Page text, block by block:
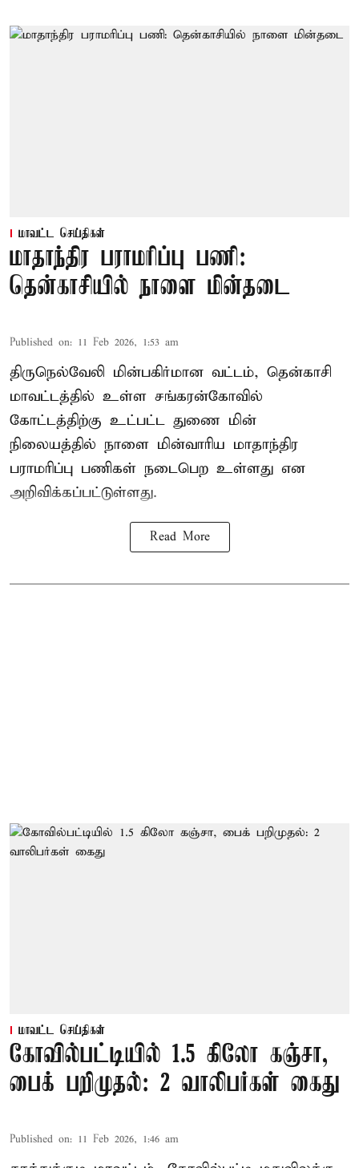
மாவட்ட செய்திகள்
மாதாந்திர பராமரிப்பு பணி:
தென்காசியில் நாளை மின்தடை
Published on: 11 Feb 2026, 1:53 am
திருநெல்வேலி மின்பகிர்மான வட்டம், தென்காசி
மாவட்டத்தில் உள்ள சங்கரன்கோவில்
கோட்டத்திற்கு உட்பட்ட துணை மின்
நிலையத்தில் நாளை மின்வாரிய மாதாந்திர
பராமரிப்பு பணிகள் நடைபெற உள்ளது என
அறிவிக்கப்பட்டுள்ளது.
Read More
மாவட்ட செய்திகள்
கோவில்பட்டியில் 1.5 கிலோ கஞ்சா,
பைக் பறிமுதல்: 2 வாலிபர்கள் கைது
Published on: 11 Feb 2026, 1:46 am